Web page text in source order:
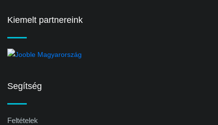
Kiemelt partnereink
Segítség
Feltételek